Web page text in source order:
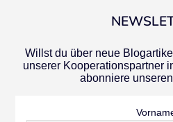
Willst du über neue
unserer Kooperationspartner
abonniere